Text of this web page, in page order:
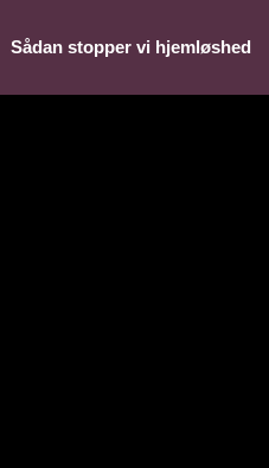
Sådan stopper vi hjemløshed